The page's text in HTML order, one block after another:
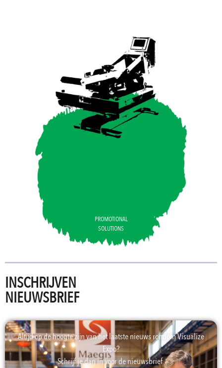
PROMOTIONAL
SOLUTIONS
INSCHRIJVEN
NIEUWSBRIEF
Altijd op de hoogte zijn van het laatste nieuws rondom Visualize
Expo?
Schrijf je dan in voor de nieuwsbrief.